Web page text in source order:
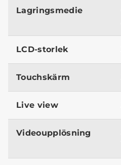
Lagringsmedie
LCD-storlek
Touchskärm
Live view
Videoupplösning